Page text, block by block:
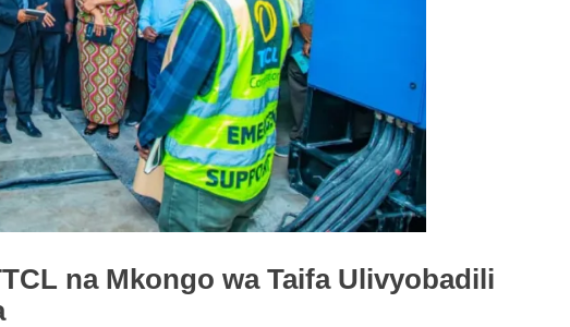
na Mkongo wa Taifa Ulivyobadili